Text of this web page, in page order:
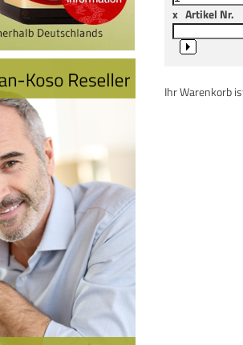
x Artikel Nr.
Ihr Warenkorb